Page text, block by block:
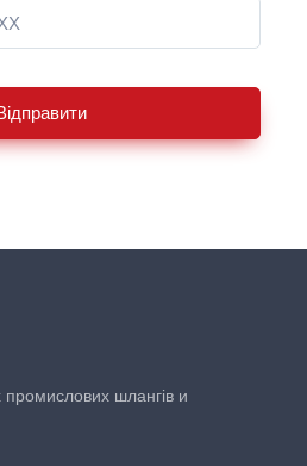
промислових шлангів и